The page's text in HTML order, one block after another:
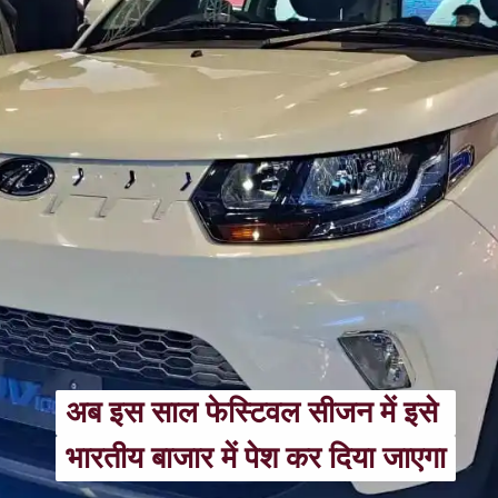
अब इस साल फेस्टिवल सीजन में इसे
भारतीय बाजार में पेश कर दिया जाएगा
अब इस साल फेस्टिवल सीजन में इसे
भारतीय बाजार में पेश कर दिया जाएगा